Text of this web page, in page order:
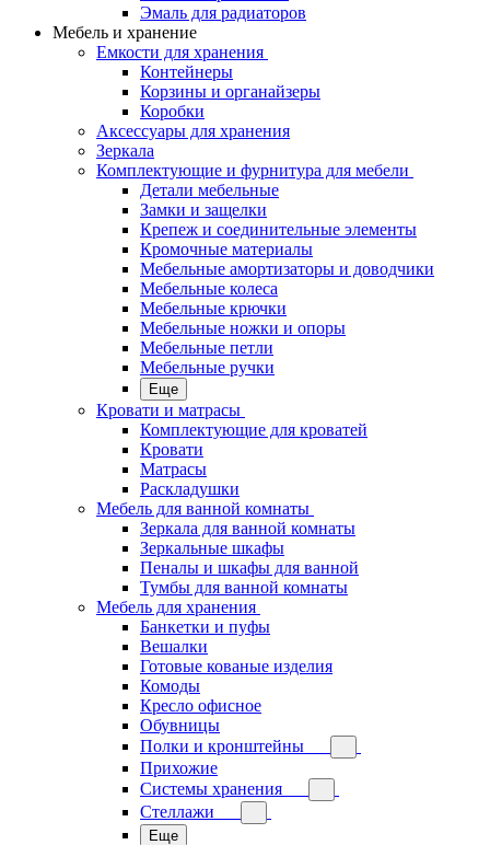
Эмаль для радиаторов
Мебель и хранение
Емкости для хранения
Контейнеры
Корзины и органайзеры
Коробки
Аксессуары для хранения
Зеркала
Комплектующие и фурнитура для мебели
Детали мебельные
Замки и защелки
Крепеж и соединительные элементы
Кромочные материалы
Мебельные амортизаторы и доводчики
Мебельные колеса
Мебельные крючки
Мебельные ножки и опоры
Мебельные петли
Мебельные ручки
Еще
Кровати и матрасы
Комплектующие для кроватей
Кровати
Матрасы
Раскладушки
Мебель для ванной комнаты
Зеркала для ванной комнаты
Зеркальные шкафы
Пеналы и шкафы для ванной
Тумбы для ванной комнаты
Мебель для хранения
Банкетки и пуфы
Вешалки
Готовые кованые изделия
Комоды
Кресло офисное
Обувницы
Полки и кронштейны
Прихожие
Системы хранения
Стеллажи
Еще